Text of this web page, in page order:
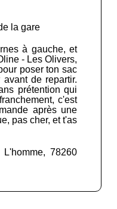
la gare
à gauche, et
- Les Olivers,
poser ton sac
de repartir.
prétention qui
c'est
après une
pas cher, et t'as
78260